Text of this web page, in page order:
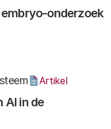
onderzoek
AI in de
Artikel